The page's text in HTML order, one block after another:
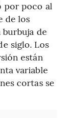
por poco al
de los
de
siglo. Los
están
variable
cortas se